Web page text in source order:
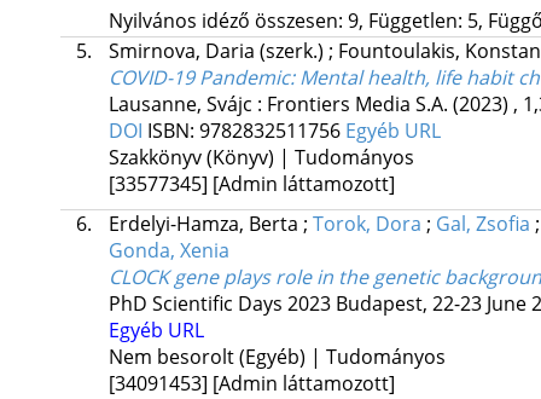
Nyilvános idéző összesen: 9, Független: 5,
5.
Smirnova, Daria (szerk.) ; Fountoulakis,
COVID-19 Pandemic: Mental health, life habit
Lausanne, Svájc : Frontiers Media S.A. (2023) ,
DOI ISBN: 9782832511756 Egyéb URL
Szakkönyv (Könyv) | Tudományos
[33577345] [Admin láttamozott]
6.
Erdelyi-Hamza, Berta ; Torok, Dora ; Gal, Zsofia
Gonda, Xenia
CLOCK gene plays role in the genetic
PhD Scientific Days 2023 Budapest, 22-23 June
Egyéb URL
Nem besorolt (Egyéb) | Tudományos
[34091453] [Admin láttamozott]